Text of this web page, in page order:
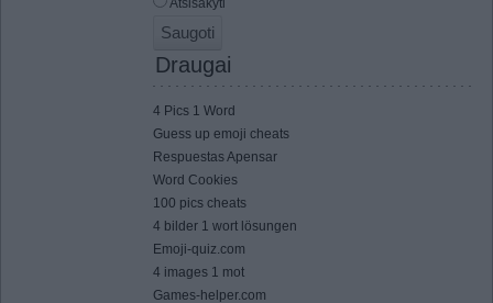
Atsisakyti
Draugai
4 Pics 1 Word
Guess up emoji cheats
Respuestas Apensar
Word Cookies
100 pics cheats
4 bilder 1 wort lösungen
Emoji-quiz.com
4 images 1 mot
Games-helper.com